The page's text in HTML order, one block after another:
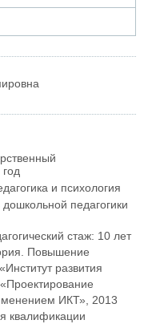
и психология
педагогики
стаж: 10 лет
Повышение
развития
ИКТ», 2013
квалификации